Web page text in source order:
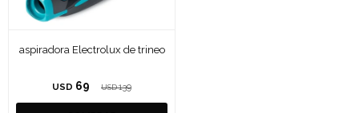
aspiradora Electrolux de trineo
USD 69 USD 139